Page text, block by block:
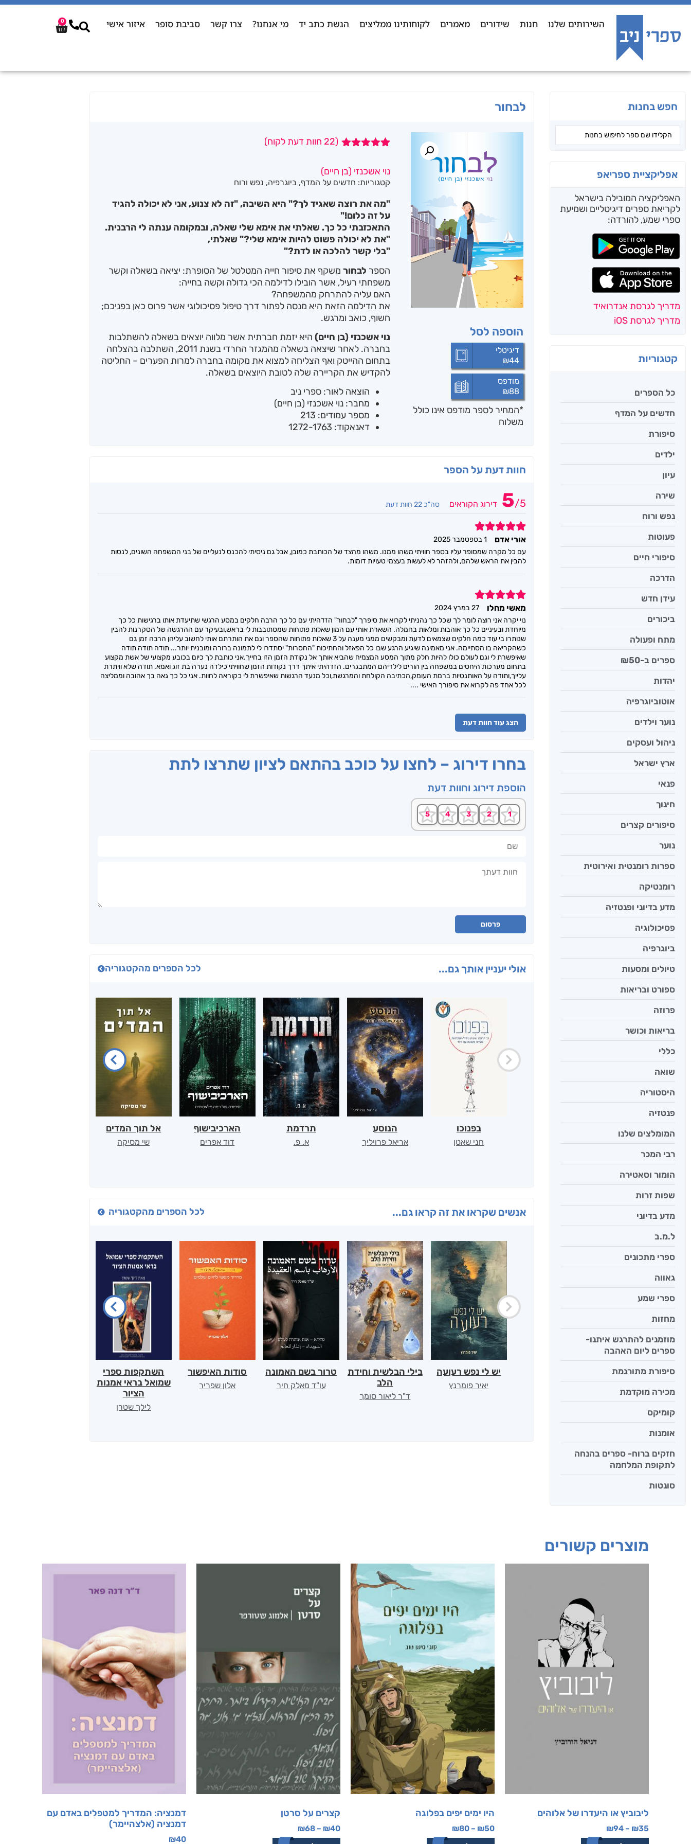
השירותים שלנו חנות שידורים מאמרים לקוחותינו ממליצים הגשת כתב יד מי אנחנו? צרו קשר סביבת סופר איזור אישי 0
חפש בחנות
אפליקציית ספריאפ
האפליקציה המובילה בישראל
לקריאת ספרים דיגיטליים ושמיעת
ספרי שמע, להורדה:
מדריך לגרסת אנדרואיד
מדריך לגרסת iOS
קטגוריות
כל הספרים
חדשים על המדף
סיפורת
ילדים
עיון
שירה
נפש ורוח
פעוטות
סיפורי חיים
הדרכה
עידן חדש
ביכורים
מתח ופעולה
ספרים ב-₪50
יהדות
אוטוביוגרפיה
נוער וילדים
ניהול ועסקים
ארץ ישראל
פנאי
חינוך
סיפורים קצרים
נוער
ספרות רומנטית ואירוטית
רומנטיקה
מדע בדיוני ופנטזיה
פסיכולוגיה
ביוגרפיה
טיולים ומסעות
ספורט ובריאות
פרוזה
בריאות וכושר
כללי
שואה
היסטוריה
פנטזיה
המומלצים שלנו
רבי המכר
הומור וסאטירה
שפות זרות
מדע בדיוני
ל.מ.ב
ספרי מתכונים
גאווה
ספרי שמע
מחזות
מוזמנים להתרגש איתנו-
ספרים ליום האהבה
סיפורת מתורגמת
מכירה מוקדמת
קומיקס
אומנות
חזקים ברוח- ספרים בהנחה
לתקופת המלחמה
סונטות
לבחור
הוספה לסל
דיגיטלי
₪44
מודפס
₪88
*המחיר לספר מודפס אינו כולל
משלוח
מבוסס על
דירוגים של
(
22 חוות דעת לקוח)
נוי אשכנזי (בן חיים)
קטגוריות: חדשים על המדף, ביוגרפיה, נפש ורוח
"מה את רוצה שאגיד לך?" היא השיבה, "זה לא צנוע, אני לא יכולה להגיד
על זה כלום!"
התאכזבתי כל כך. שאלתי את אימא שלי שאלה, ובמקומה ענתה לי הרבנית.
"את לא יכולה פשוט להיות אימא שלי?" שאלתי,
"בלי קשר להלכה או לדת?"
הספר לבחורמשקף את סיפור חייה המטלטל של הסופרת: יציאה בשאלה וקשר
משפחתי רעיל, אשר הובילו לדילמה הכי גדולה וקשה בחייה:
האם עליה להתרחק מהמשפחה?
את הדילמה הזאת היא מנסה לפתור דרך טיפול פסיכולוגי אשר פרוס כאן בפניכם;
חשוף, כואב ומרגש.
נוי אשכנזי (בן חיים)היא יזמת חברתית אשר מלווה יוצאים בשאלה להשתלבות
בחברה. לאחר שיצאה בשאלה מהמגזר החרדי בשנת 2011, השתלבה בהצלחה
בתחום ההייטק ואף הצליחה למצוא את מקומה בחברה למרות הפערים – החליטה
להקדיש את הקריירה שלה לטובת היוצאים בשאלה.
הוצאה לאור: ספרי ניב
מחבר: נוי אשכנזי (בן חיים)
מספר עמודים: 213
דאנאקוד: 1272-1763
חוות דעת על הספר
5/5 דירוג הקוראים סה"כ 22 חוות דעת
5
אורי אדם
1 בספטמבר 2025
עם כל מקרה שמסופר עליו בספר חוויתי משהו ממנו. משהו מהצד של הכותבת כמובן, אבל גם ניסיתי להכנס לנעליים של בני המשפחה השונים, לנסות
להבין את הראש שלהם, ולהזהר לא לעשות בעצמי טעויות דומות.
5
מאשי מחלו
27 במרץ 2024
נוי יקרה אני רוצה לומר לך שכל כך נהניתי לקרוא את סיפרך "לבחור" הזדהיתי עם כל כך הרבה חלקים במסע הרגשי שתיעדת אותו ברגישות כל כך
מיוחדת ובעיניים כל כך אוהבות ומלאות בחמלה. השארת אותי עם המון שאלות פתוחות שמסתובבות לי בראש,ובעיקר עם ההרגשה של הסקרנות להבין
שנותרו בי עוד כמה חלקים שצמאים לדעת ומבקשים ממני מענה על 3 שאלות פתוחות שהספר וגם את הותרתם אותי לחשוב עליהן הרבה זמן גם
כשהקריאה בו הסתיימה. אני מאמינה שיגיע הרגע שבו כל הפאזל והחתיכות "החסרות" יסתדרו לי לתמונה ברורה ומובנית יותר... תודה תודה תודה
שאיפשרת לי וגם לעולם כולו להיות חלק מתוך המסע המצמיח שהביא אותך אל נקודת הזמן הזו בחייך.אני כותבת לך כיום בכובע מקצועי של אשת מקצוע
בתחום מערכות היחסים במשפחה בין הורים לילדיהם המתבגרים. הזדהיתי איתך דרך נקודות הזמן שחוויתי כילדה נערה בת זוג ואמא. תודה שלא וויתרת
עלייך,ותודה על האותנטיות ברמת העומק,הכתיבה הקולחת והמרגשת,וכל מנעד הרגשות שאיפשרת לי כקוראה לחוות. אני כל כך גאה בך אהובה וממליצה
לכל אחד פה לקרוא את סיפורך האישי ....
הצג עוד חוות דעת
בחרו דירוג – לחצו על כוכב בהתאם לציון שתרצו לתת
הוספת דירוג וחוות דעת
פרסום
אולי יעניין אותך גם... לכל הספרים מהקטגוריה
בפנוכו
חני שאטן
הנוסע
אריאל פרויליך
תרדמת
א. פ.
הארכיבישוף
דוד אפרים
אל תוך המדים
שי מסיקה
אנשים שקראו את זה קראו גם... לכל הספרים מהקטגוריה
יש לי נפש רעועה
יאיר פומרנץ
בילי הבלשית וחידת
הלב
ד"ר ליאור סומך
טרור בשם האמונה
עו"ד מאלק חיר
סודות האיפשור
אלון שפריר
השתקפות ספרי
שמואל בראי אמנות
הציור
לילך שטרן
מוצרים קשורים
ליבוביץ או היעדרו של אלוהים
₪35
–
₪94
היו ימים יפים בפלוגה
₪50
–
₪80
קצרים על סרטן
₪40
–
₪68
דמנציה: המדריך למטפלים באדם עם
דמנציה (אלצהיימר)
₪40